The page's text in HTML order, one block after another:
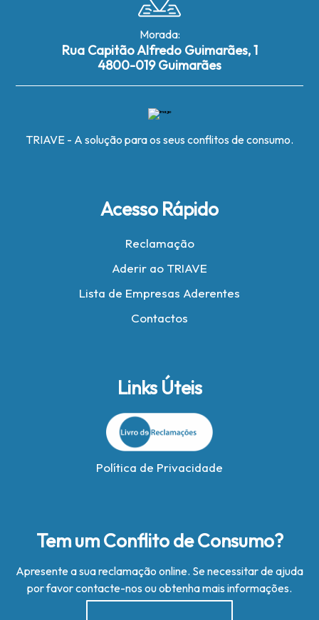
Morada:
Rua Capitão Alfredo Guimarães, 1
4800-019 Guimarães
TRIAVE - A solução para os seus conflitos de consumo.
Acesso Rápido
Reclamação
Aderir ao TRIAVE
Lista de Empresas Aderentes
Contactos
Links Úteis
Política de Privacidade
Tem um Conflito de Consumo?
Apresente a sua reclamação online. Se necessitar de ajuda
por favor contacte-nos ou obtenha mais informações.